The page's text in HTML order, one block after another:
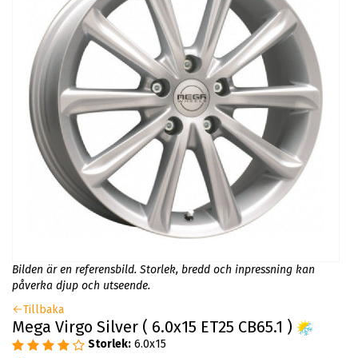
Bilden är en referensbild. Storlek, bredd och inpressning kan
påverka djup och utseende.
Tillbaka
Mega Virgo Silver ( 6.0x15 ET25 CB65.1 )
Storlek: 6.0x15